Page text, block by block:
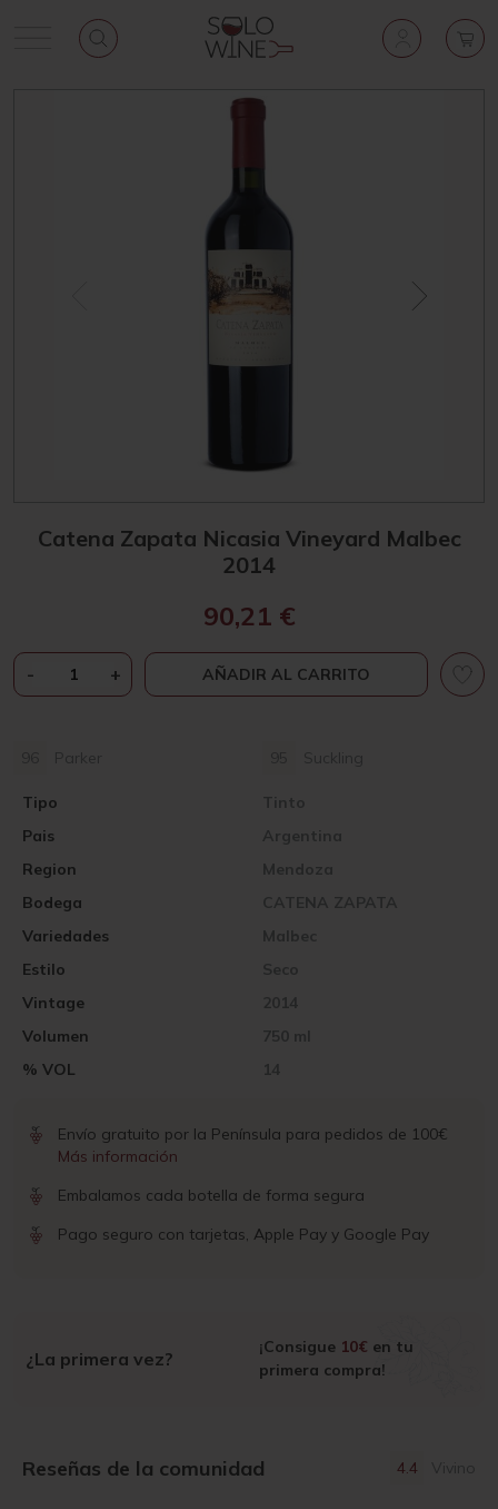
Catena Zapata Nicasia Vineyard Malbec
2014
Parker Suckling
Pais Argentina
Vintage 2014
Region Mendoza
Volumen 750 ml
Bodega CATENA ZAPATA
% VOL 14
Variedades Malbec
Tipo Tinto
Estilo Seco
90,21 €
-CATENA
ZAPATA
MALBEC
CANTIDAD
+ AÑADIR AL CARRITO
Envío gratuito por la Península para pedidos de 100€
Más información
Embalamos cada botella de forma segura
Pago seguro con tarjetas, Apple Pay y Google Pay
¿La primera vez?
¡Consigue 10€ en tu
primera compra!
Reseñas de la comunidad 4.4 Vivino